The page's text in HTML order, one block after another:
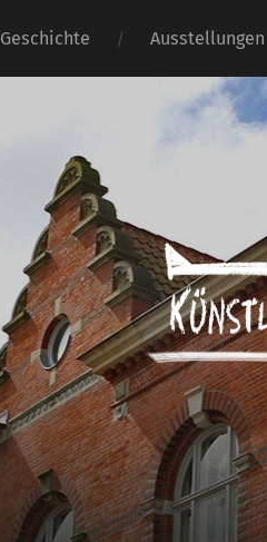
Geschichte Ausstellungen